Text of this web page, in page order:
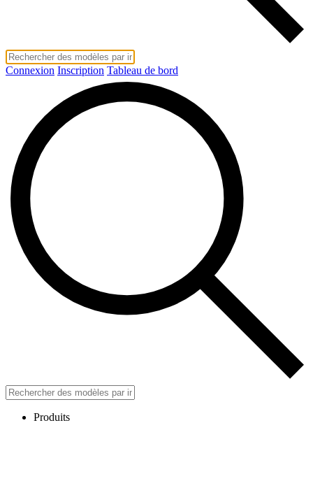
Connexion Inscription Tableau de bord
Produits